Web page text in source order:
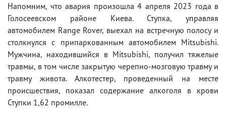
Напомним, что авария произошла 4 апреля 2023 года в
Голосеевском районе Киева. Ступка, управляя
автомобилем Range Rover, выехал на встречную полосу и
столкнулся с припаркованным автомобилем Mitsubishi.
Мужчина, находившийся в Mitsubishi, получил тяжелые
травмы, в том числе закрытую черепно-мозговую травму и
травму живота. Алкотестер, проведенный на месте
происшествия, показал содержание алкоголя в крови
Ступки 1,62 промилле.